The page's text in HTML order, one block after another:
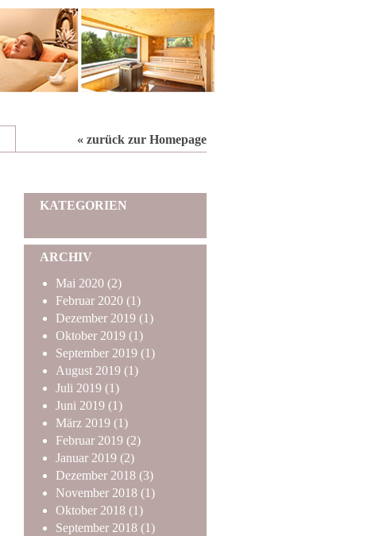
« zurück zur Homepage
KATEGORIEN
ARCHIV
Mai 2020 (2)
Februar 2020 (1)
Dezember 2019 (1)
Oktober 2019 (1)
September 2019 (1)
August 2019 (1)
Juli 2019 (1)
Juni 2019 (1)
März 2019 (1)
Februar 2019 (2)
Januar 2019 (2)
Dezember 2018 (3)
November 2018 (1)
Oktober 2018 (1)
September 2018 (1)